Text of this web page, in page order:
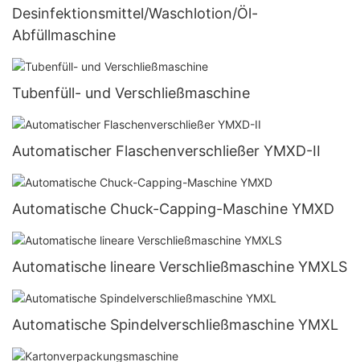
Desinfektionsmittel/Waschlotion/Öl-
Abfüllmaschine
Tubenfüll- und Verschließmaschine
Automatischer Flaschenverschließer YMXD-II
Automatische Chuck-Capping-Maschine YMXD
Automatische lineare Verschließmaschine YMXLS
Automatische Spindelverschließmaschine YMXL